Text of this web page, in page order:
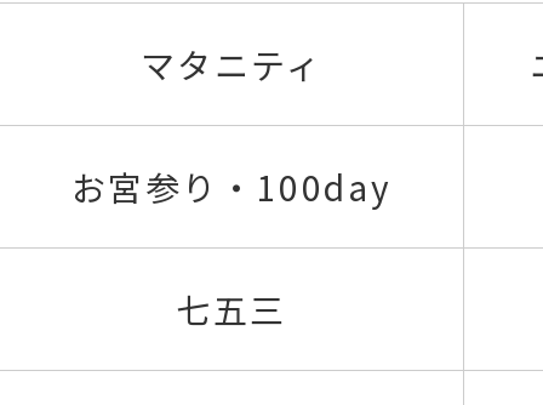
マタニティ
お宮参り・100day
七五三